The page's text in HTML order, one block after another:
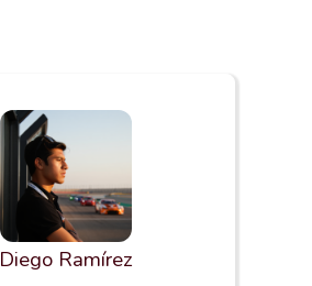
Diego Ramírez